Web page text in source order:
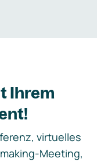
Ihrem
virtuelles
Meeting,